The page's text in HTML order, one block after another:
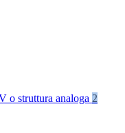
o struttura analoga 2